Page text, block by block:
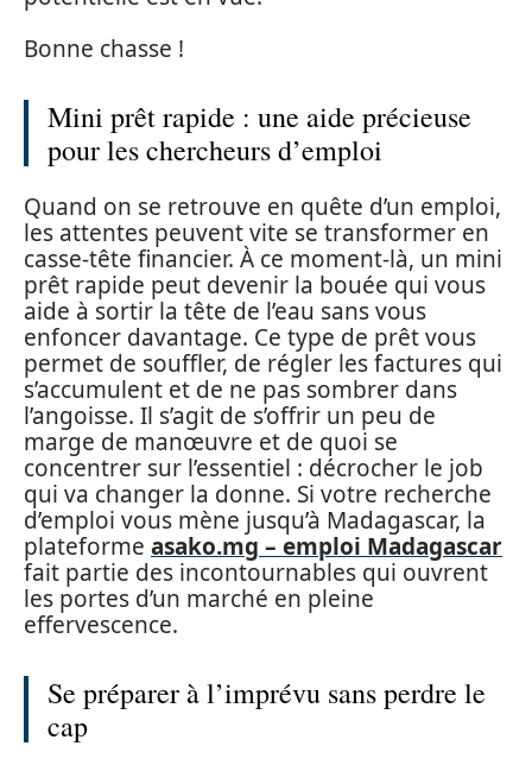
Bonne chasse !
Mini prêt rapide : une aide précieuse
pour les chercheurs d’emploi
Quand on se retrouve en quête d’un emploi,
les attentes peuvent vite se transformer en
casse-tête financier. À ce moment-là, un mini
prêt rapide peut devenir la bouée qui vous
aide à sortir la tête de l’eau sans vous
enfoncer davantage. Ce type de prêt vous
permet de souffler, de régler les factures qui
s’accumulent et de ne pas sombrer dans
l’angoisse. Il s’agit de s’offrir un peu de
marge de manœuvre et de quoi se
concentrer sur l’essentiel : décrocher le job
qui va changer la donne. Si votre recherche
d’emploi vous mène jusqu’à Madagascar, la
plateforme asako.mg – emploi Madagascar
fait partie des incontournables qui ouvrent
les portes d’un marché en pleine
effervescence.
Se préparer à l’imprévu sans perdre le
cap